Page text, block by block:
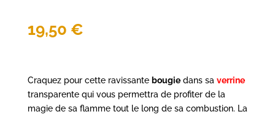
sa
19,50 €
Craquez pour cette ravissante bougiedans sa verrine
transparente qui vous permettra de profiter de la
magie de sa flamme tout le long de sa combustion. La